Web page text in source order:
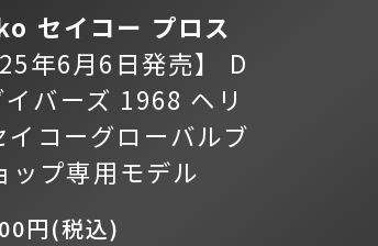
セイコー プロス
年6月6日発売】 D
バーズ 1968 ヘリ
コーグローバルブ
ップ専用モデル
円(税込)